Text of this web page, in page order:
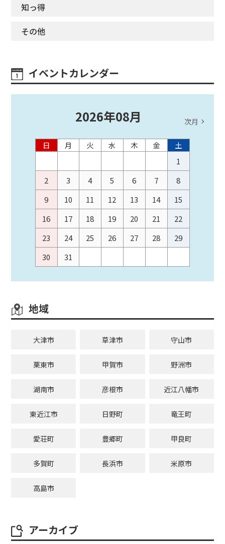
知っ得
その他
イベントカレンダー
2026年08月 次月
日 月 火 水 木 金
土
1
2
3 4 5 6 7
8
9
10 11 12 13 14
15
16
17 18 19 20 21
22
23
24 25 26 27 28
29
30
31
地域
大津市 草津市 守山市
栗東市 甲賀市 野洲市
湖南市 彦根市 近江八幡市
東近江市 日野町 竜王町
愛荘町 豊郷町 甲良町
多賀町 長浜市 米原市
高島市
アーカイブ